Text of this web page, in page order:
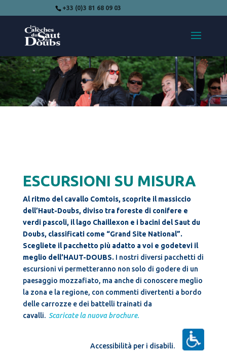
+33 (0)3 81 68 09 03
ESCURSIONI SU MISURA
Al ritmo del cavallo Comtois, scoprite il massiccio
dell’Haut-Doubs, diviso tra foreste di conifere e
verdi pascoli, il lago Chaillexon e i bacini del Saut du
Doubs, classificati come “Grand Site National”.
Scegliete il pacchetto più adatto a voi e godetevi il
meglio dell’HAUT-DOUBS. I nostri diversi pacchetti di
escursioni vi permetteranno non solo di godere di un
paesaggio mozzafiato, ma anche di conoscere meglio
la zona e la regione, con commenti divertenti a bordo
delle carrozze e dei battelli trainati da
cavalli. Scaricate la nuova brochure.
Accessibilità per i disabili.